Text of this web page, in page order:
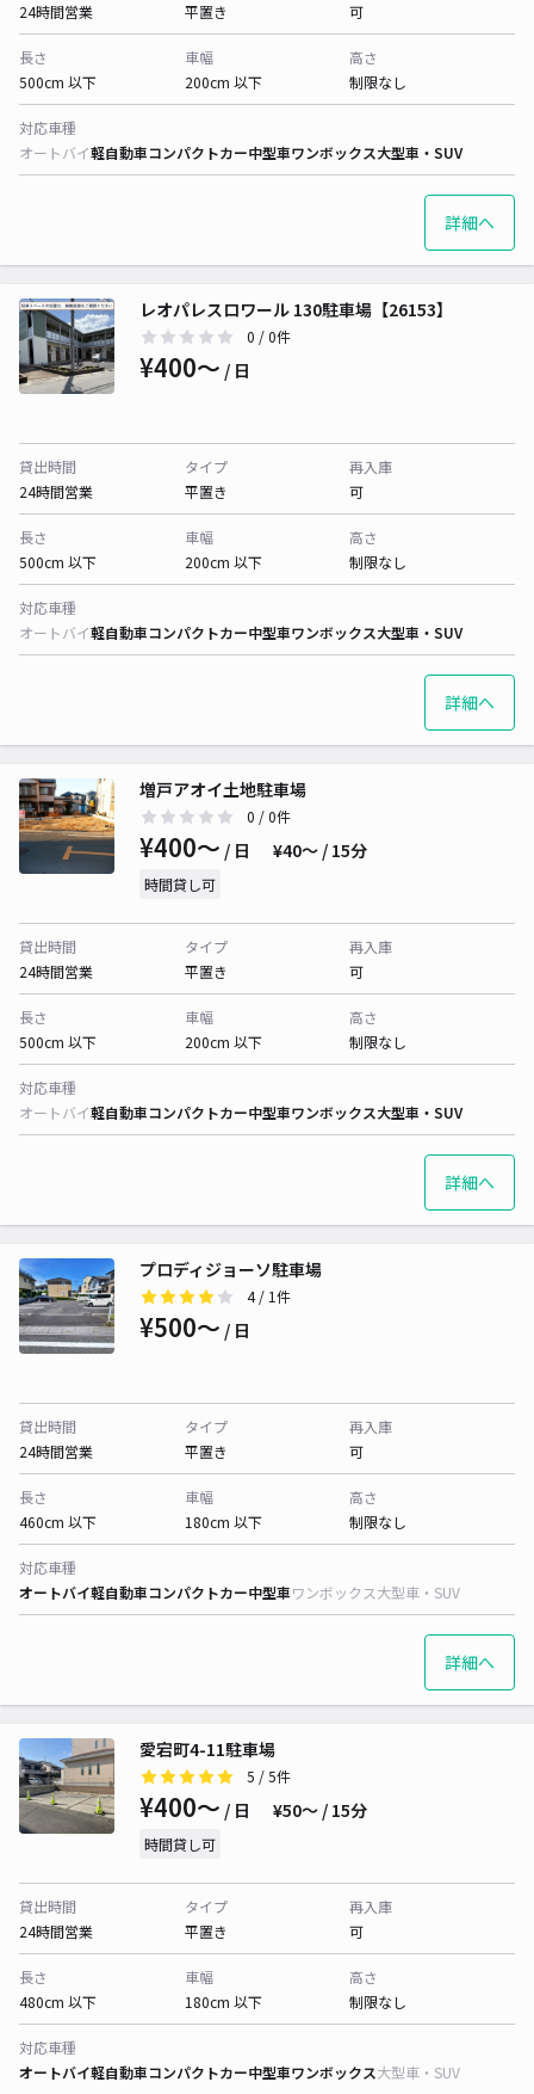
24時間営業
平置き
可
長さ
500cm 以下
車幅
200cm 以下
高さ
制限なし
対応車種
オートバイ軽自動車コンパクトカー中型車ワンボックス大型車・SUV
詳細へ
レオパレスロワール 130駐車場【26153】
0 / 0件
¥400〜 / 日
貸出時間
24時間営業
タイプ
平置き
再入庫
可
長さ
500cm 以下
車幅
200cm 以下
高さ
制限なし
対応車種
オートバイ軽自動車コンパクトカー中型車ワンボックス大型車・SUV
詳細へ
増戸アオイ土地駐車場
0 / 0件
¥400〜 / 日 ¥40〜 / 15分
時間貸し可
貸出時間
24時間営業
タイプ
平置き
再入庫
可
長さ
500cm 以下
車幅
200cm 以下
高さ
制限なし
対応車種
オートバイ軽自動車コンパクトカー中型車ワンボックス大型車・SUV
詳細へ
プロディジョーソ駐車場
4/ 1件
¥500〜 / 日
貸出時間
24時間営業
タイプ
平置き
再入庫
可
長さ
460cm 以下
車幅
180cm 以下
高さ
制限なし
対応車種
オートバイ軽自動車コンパクトカー中型車ワンボックス大型車・SUV
詳細へ
愛宕町4-11駐車場
5 / 5件
¥400〜 / 日 ¥50〜 / 15分
時間貸し可
貸出時間
24時間営業
タイプ
平置き
再入庫
可
長さ
480cm 以下
車幅
180cm 以下
高さ
制限なし
対応車種
オートバイ軽自動車コンパクトカー中型車ワンボックス大型車・SUV